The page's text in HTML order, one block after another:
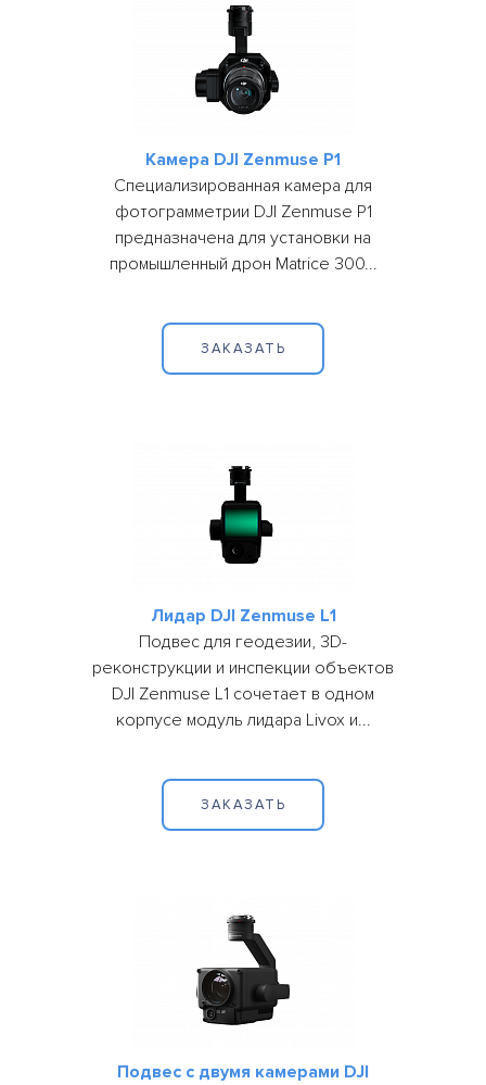
Камера DJI Zenmuse P1
Специализированная камера для
фотограмметрии DJI Zenmuse P1
предназначена для установки на
промышленный дрон Matrice 300...
ЗАКАЗАТЬ
Лидар DJI Zenmuse L1
Подвес для геодезии, 3D-
реконструкции и инспекции объектов
DJI Zenmuse L1 сочетает в одном
корпусе модуль лидара Livox и...
ЗАКАЗАТЬ
Подвес с двумя камерами DJI